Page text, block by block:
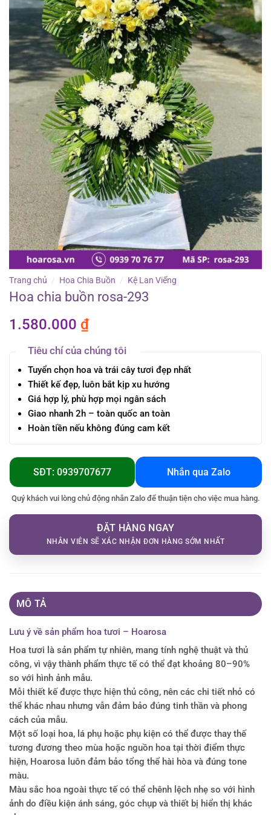
Trang chủ / Hoa Chia Buồn / Kệ Lan Viếng
Hoa chia buồn rosa-293
1.580.000 ₫
Tiêu chí của chúng tôi
Tuyển chọn hoa và trái cây tươi đẹp nhất
Thiết kế đẹp, luôn bắt kịp xu hướng
Giá hợp lý, phù hợp mọi ngân sách
Giao nhanh 2h – toàn quốc an toàn
Hoàn tiền nếu không đúng cam kết
SĐT: 0939707677 Nhắn qua Zalo
Quý khách vui lòng chủ động nhắn Zalo để thuận tiện cho việc mua hàng.
ĐẶT HÀNG NGAY
NHÂN VIÊN SẼ XÁC NHẬN ĐƠN HÀNG SỚM NHẤT
MÔ TẢ
Lưu ý về sản phẩm hoa tươi – Hoarosa
Hoa tươi là sản phẩm tự nhiên, mang tính nghệ thuật và thủ
công, vì vậy thành phẩm thực tế có thể đạt khoảng 80–90%
so với hình ảnh mẫu.
Mỗi thiết kế được thực hiện thủ công, nên các chi tiết nhỏ có
thể khác nhau nhưng vẫn đảm bảo đúng tinh thần và phong
cách của mẫu.
Một số loại hoa, lá phụ hoặc phụ kiện có thể được thay thế
tương đương theo mùa hoặc nguồn hoa tại thời điểm thực
hiện, Hoarosa luôn đảm bảo tổng thể hài hòa và đúng tone
màu.
Màu sắc hoa ngoài thực tế có thể chênh lệch nhẹ so với hình
ảnh do điều kiện ánh sáng, góc chụp và thiết bị hiển thị khác